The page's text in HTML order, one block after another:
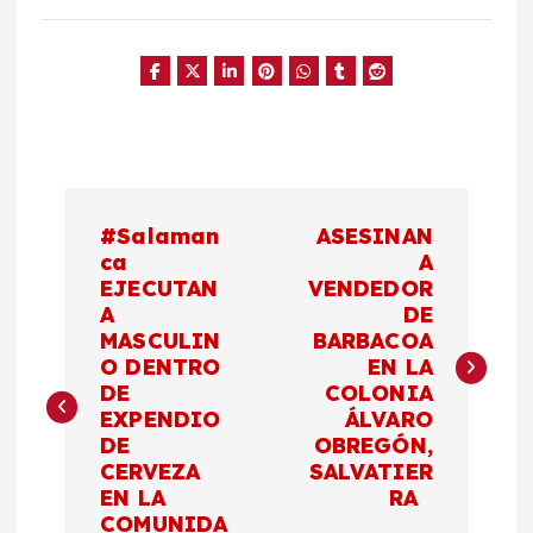
e
#Salaman
ca
EJECUTAN
A
MASCULIN
O DENTRO
DE
EXPENDIO
DE
CERVEZA
EN LA
COMUNIDA
ASESINAN
A
VENDEDOR
DE
BARBACOA
EN LA
COLONIA
ÁLVARO
OBREGÓN,
SALVATIER
RA